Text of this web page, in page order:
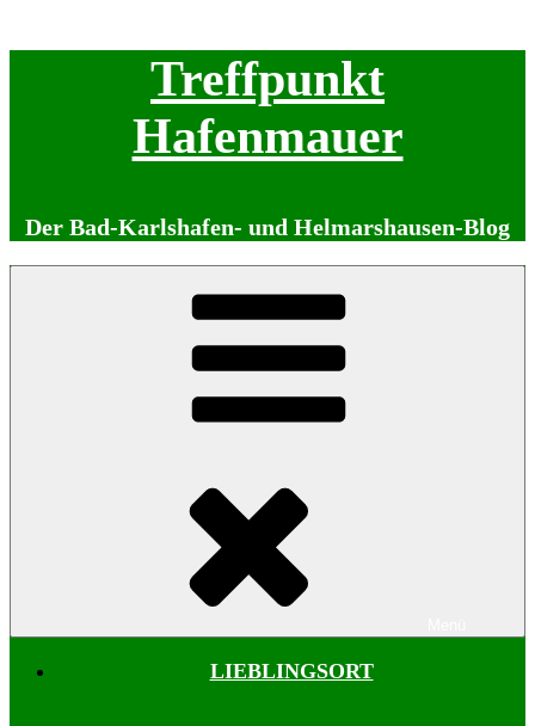
Treffpunkt
Hafenmauer
Der Bad-Karlshafen- und Helmarshausen-Blog
LIEBLINGSORT